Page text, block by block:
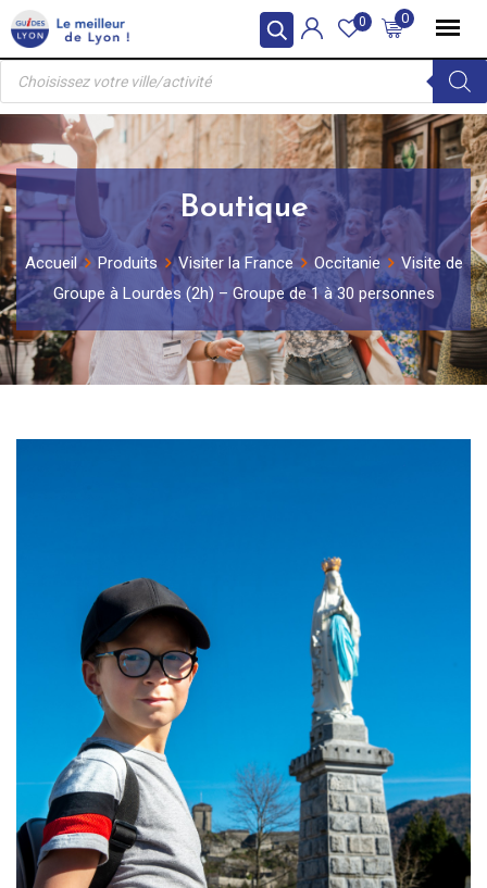
Skip
to
content
0
0
Recherche
produits
Boutique
Accueil Produits Visiter la France Occitanie
Visite de
Groupe à Lourdes (2h) – Groupe de 1 à 30 personnes